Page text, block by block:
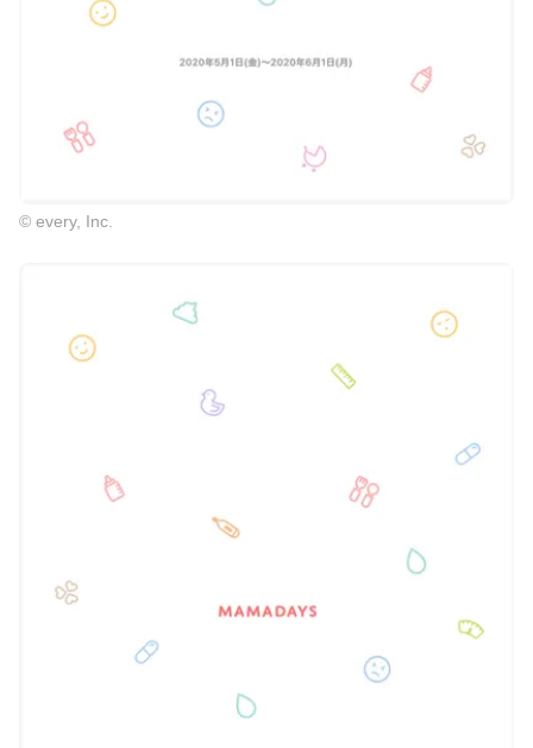
© every, Inc.